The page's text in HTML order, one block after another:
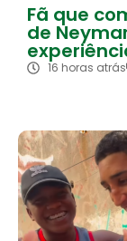
Fã que
de
16 horas atrás